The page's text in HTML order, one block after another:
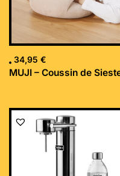
34,95 €
MUJI – Coussin de